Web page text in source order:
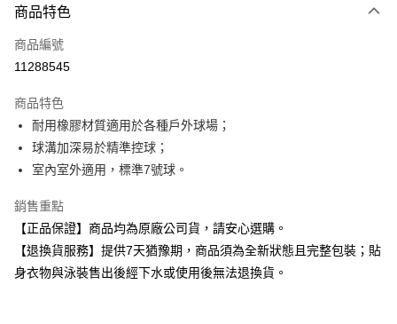
信用卡一次付款
超商取貨付款
運送方式
全家取貨付款
每筆NT$80，滿NT$599(含以上)免運費
7-11取貨付款
商品特色
商品編號
11288545
商品特色
耐用橡膠材質適用於各種戶外球場；
球溝加深易於精準控球；
室內室外適用，標準7號球。
銷售重點
【正品保證】商品均為原廠公司貨，請安心選購。
【退換貨服務】提供7天猶豫期，商品須為全新狀態且完整包裝；貼
身衣物與泳裝售出後經下水或使用後無法退換貨。